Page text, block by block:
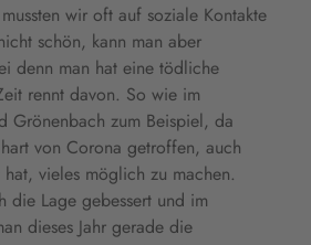
wir oft auf soziale Kontakte
schön, kann man aber
denn man hat eine tödliche
rennt davon. So wie im
Grönenbach zum Beispiel, da
von Corona getroffen, auch
vieles möglich zu machen.
die Lage gebessert und im
dieses Jahr gerade die